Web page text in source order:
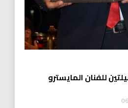
للفنان المايسترو